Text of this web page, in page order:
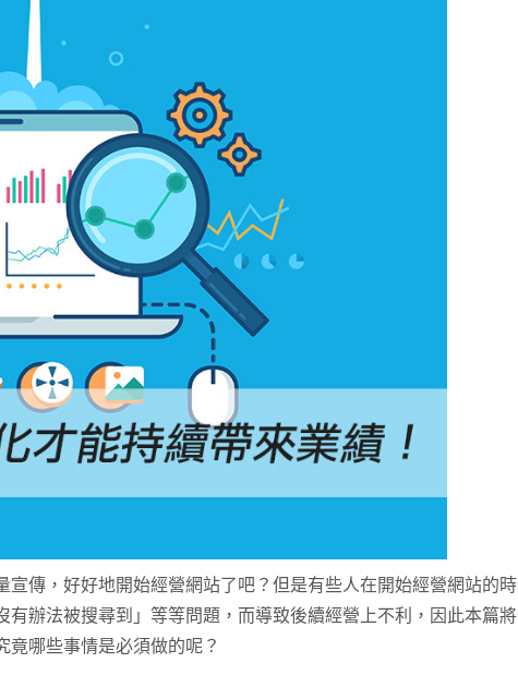
傳，好好地開始經營網站了吧？但是有些人在開始經營網站的
辦法被搜尋到」等等問題，而導致後續經營上不利，因此本篇
哪些事情是必須做的呢？